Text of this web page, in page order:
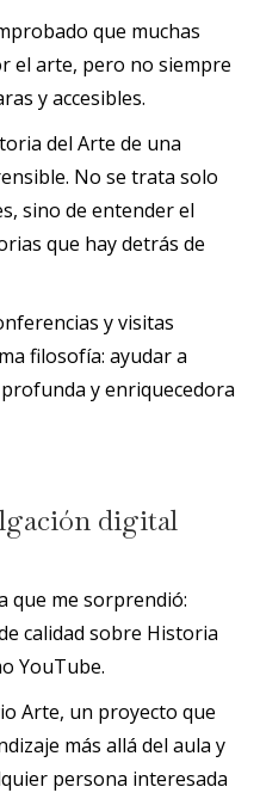
que muchas
el arte, pero no siempre
y accesibles.
del Arte de una
No se trata solo
sino de entender el
que hay detrás de
y visitas
filosofía: ayudar a
y enriquecedora
digital
que me sorprendió:
calidad sobre Historia
YouTube.
Arte, un proyecto que
más allá del aula y
persona interesada